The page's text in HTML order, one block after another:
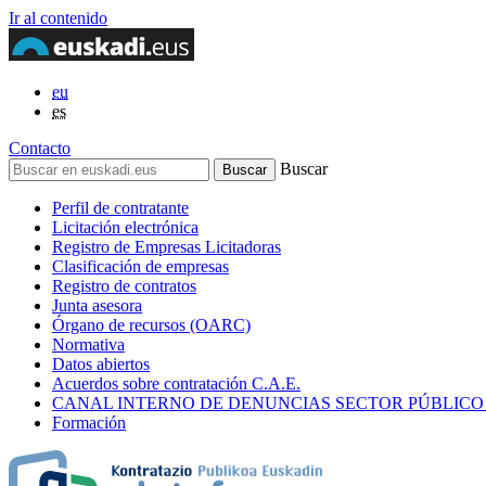
Ir al contenido
eu
es
Contacto
Buscar
Perfil de contratante
Licitación electrónica
Registro de Empresas Licitadoras
Clasificación de empresas
Registro de contratos
Junta asesora
Órgano de recursos (OARC)
Normativa
Datos abiertos
Acuerdos sobre contratación C.A.E.
CANAL INTERNO DE DENUNCIAS SECTOR
Formación